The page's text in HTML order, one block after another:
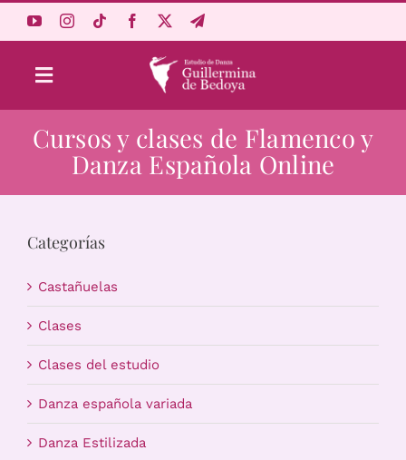
Toggle
Navigation
Aprende Online
Estudio
Carrito
Cursos y clases de Flamenco y
Danza Española Online
Categorías
Castañuelas
Clases
Clases del estudio
Danza española variada
Danza Estilizada